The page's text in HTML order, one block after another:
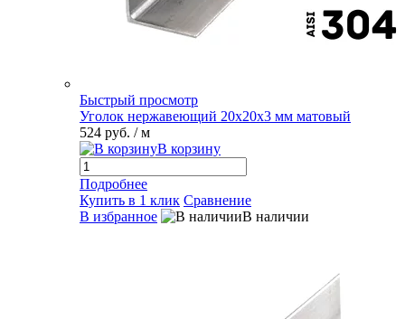
Быстрый просмотр
Уголок нержавеющий 20х20х3 мм матовый
524 руб. / м
В корзину
Подробнее
Купить в 1 клик Сравнение
В избранное
В наличии